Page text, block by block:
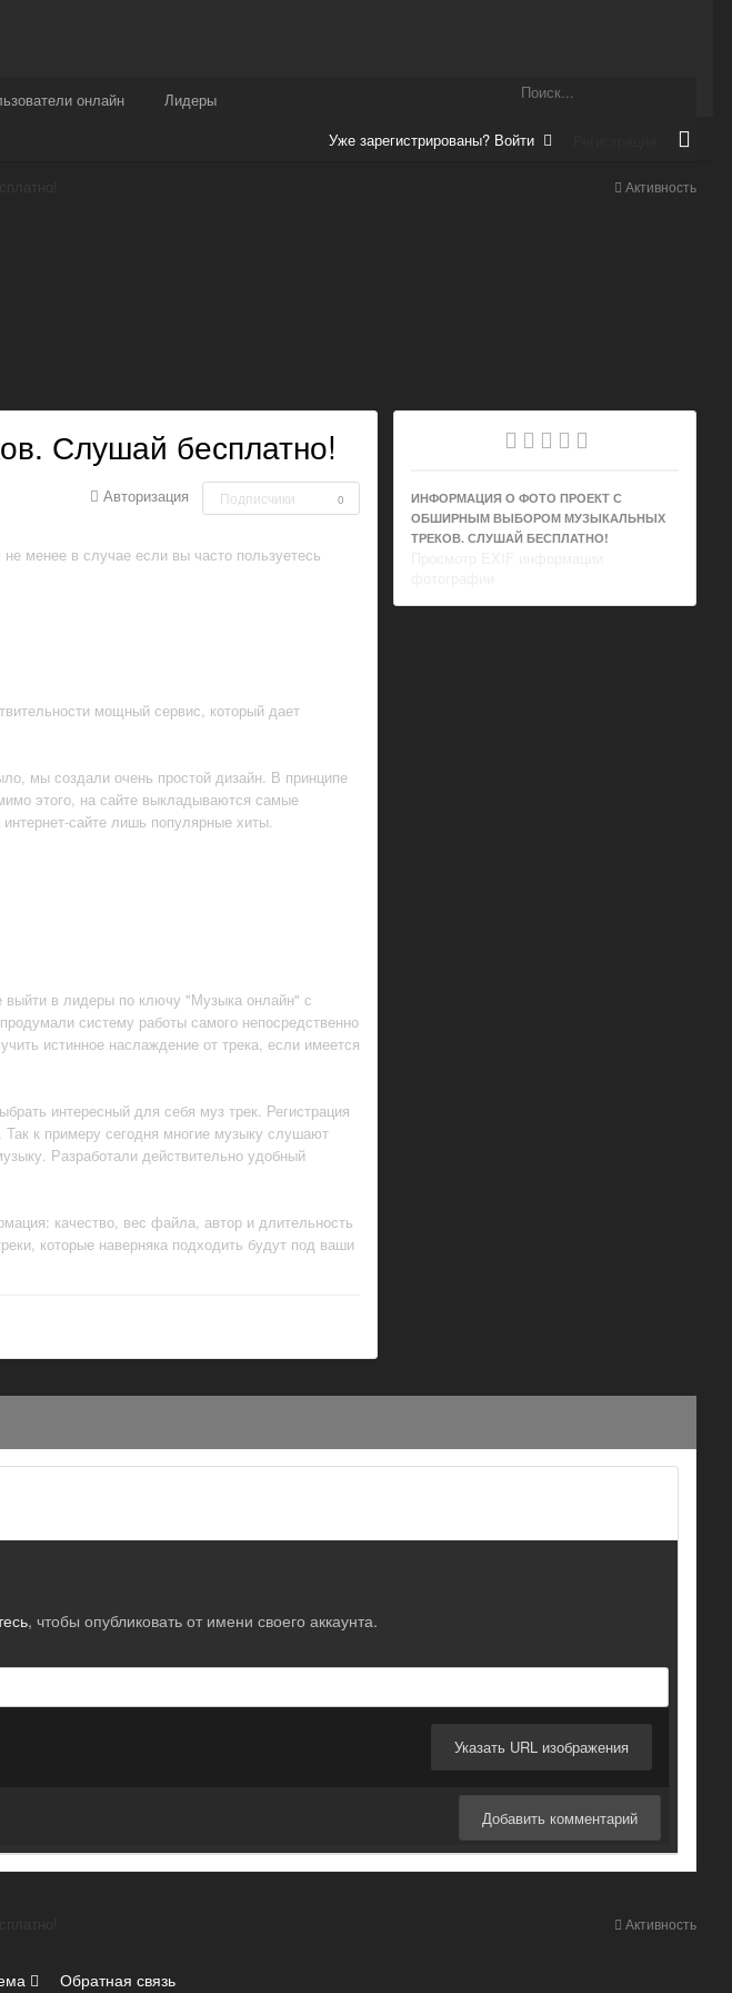
онлайн Лидеры
Больше
Уже зарегистрированы? Войти
Активность
Слушай бесплатно!
Авторизация Подписчики 0
менее в случае если вы часто пользуетесь
мощный сервис, который дает
мы создали очень простой дизайн. В принципе
этого, на сайте выкладываются самые
сайте лишь популярные хиты.
выйти в лидеры по ключу "Музыка онлайн" с
систему работы самого непосредственно
истинное наслаждение от трека, если имеется
интересный для себя муз трек. Регистрация
Так к примеру сегодня многие музыку слушают
Разработали действительно удобный
качество, вес файла, автор и длительность
которые наверняка подходить будут под ваши
ИНФОРМАЦИЯ О ФОТО ПРОЕКТ С
ОБШИРНЫМ ВЫБОРОМ МУЗЫКАЛЬНЫХ
ТРЕКОВ. СЛУШАЙ БЕСПЛАТНО!
, чтобы опубликовать от имени своего аккаунта.
Указать URL изображения
Добавить комментарий
Активность
Обратная связь